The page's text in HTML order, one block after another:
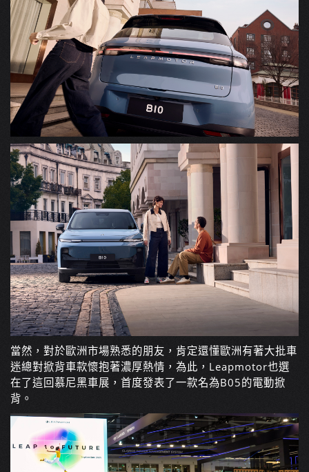
當然，對於歐洲市場熟悉的朋友，肯定還懂歐洲有著大批車
迷總對掀背車款懷抱著濃厚熱情，為此，Leapmotor也選
在了這回慕尼黑車展，首度發表了一款名為B05的電動掀
背。